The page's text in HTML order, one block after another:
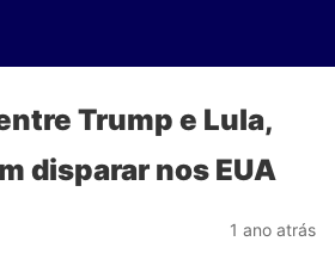
Trump e Lula,
disparar nos EUA
1 ano atrás